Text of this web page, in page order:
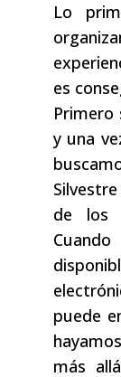
Lo
es
Primero
y una
de los
puede
más